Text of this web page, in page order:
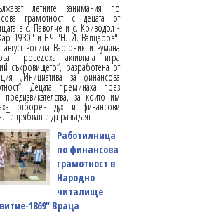
летните занимания по
грамотност с децата от
в с. Паволче и с. Криводол -
1930" и НЧ "Н. Й. Вапцаров".
Росица Вартоник и Румяна
проведоха активната игра
съкровището“, разработена от
„Инициатива за финансова
Децата преминаха през
предизвикателства, за които им
отборен дух и финансови
Те трябваше да разгадаят
Работилница
по финансова
грамотност в
Народно
читалище
1869" Враца